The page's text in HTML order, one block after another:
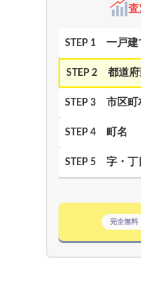
査
STEP 1 一戸建
STEP 2 都道
STEP 3 市区町
STEP 4 町名
STEP 5 字・丁
完全無料